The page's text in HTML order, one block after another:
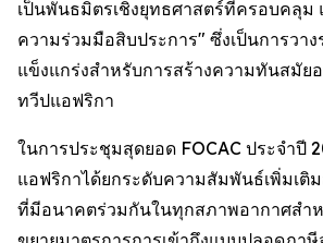
เป็นพันธมิตรเชิงยุทธศาสตร์ที่ครอบคลุม
ความร่วมมือสิบประการ" ซึ่งเป็นการวา
แข็งแกร่งสำหรับการสร้างความทันสมัยอ
ทวีปแอฟริกา
ในการประชุมสุดยอด FOCAC ประจำปี
แอฟริกาได้ยกระดับความสัมพันธ์เพิ่มเติ
ที่มีอนาคตร่วมกันในทุกสภาพอากาศสำ